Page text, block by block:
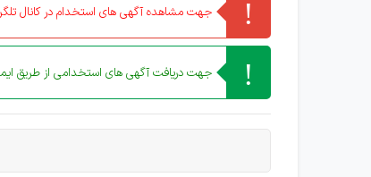
جهت مشاهده آگهی های استخدام در کانال
جهت دریافت آگهی های استخدامی از طریق